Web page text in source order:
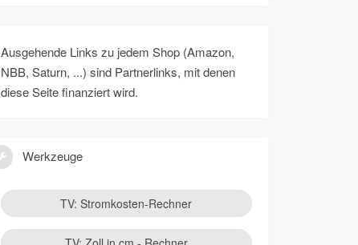
Ausgehende Links zu jedem Shop (Amazon,
NBB, Saturn, ...) sind Partnerlinks, mit denen
diese Seite finanziert wird.
Werkzeuge
TV: Stromkosten-Rechner